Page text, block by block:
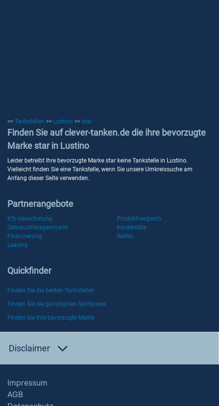
>> Tankstellen >> Lustino >> star
Finden Sie auf clever-tanken.de die ihre bevorzugte
Marke star in Lustino
Leider betreibt Ihre bevorzugte Marke star keine Tankstelle in Lustino.
Vielleicht finden Sie eine Tankstelle, wenn Sie unsere Umkreissuche am
Anfang dieser Seite verwenden.
Partnerangebote
Kfz-Versicherung
Produktvergleich
Gebrauchtwagenmarkt
Kindersitze
Finanzierung
Reifen
Leasing
Quickfinder
Finden Sie die besten Tankstellen
Finden Sie die günstigsten Spritpreise
Finden Sie Ihre bevorzugte Marke
Disclaimer
Impressum
AGB